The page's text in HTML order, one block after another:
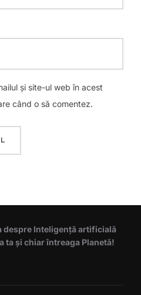
și site-ul web în acest
când o să comentez.
despre Inteligență artificială
ta și chiar întreaga Planetă!